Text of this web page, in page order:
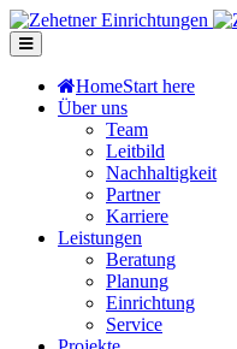
HomeStart here
Über uns
Team
Leitbild
Nachhaltigkeit
Partner
Karriere
Leistungen
Beratung
Planung
Einrichtung
Service